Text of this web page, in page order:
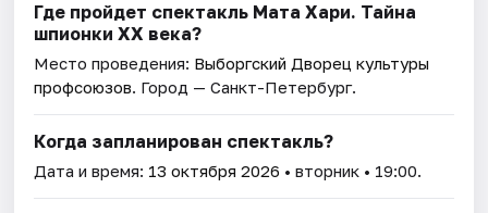
Где пройдет спектакль Мата Хари. Тайна
шпионки ХХ века?
Место проведения: Выборгский Дворец культуры
профсоюзов. Город — Санкт-Петербург.
Когда запланирован спектакль?
Дата и время: 13 октября 2026 • вторник • 19:00.